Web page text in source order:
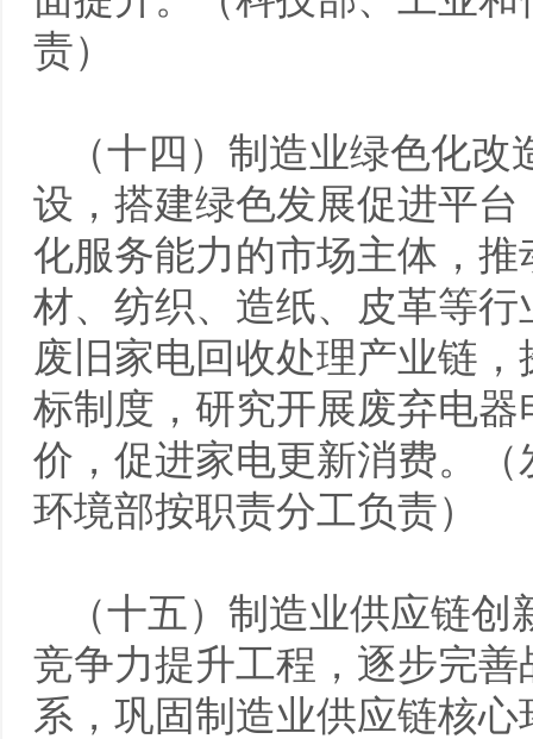
责）
（十四）制造业绿色化
设，搭建绿色发展促进平
化服务能力的市场主体，
材、纺织、造纸、皮革等
废旧家电回收处理产业链
标制度，研究开展废弃电
价，促进家电更新消费。
环境部按职责分工负责）
（十五）制造业供应链
竞争力提升工程，逐步完
系，巩固制造业供应链核